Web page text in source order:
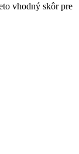
vhodný skôr pre